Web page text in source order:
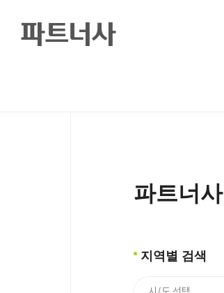
파트너사
파트너
지역별 검색